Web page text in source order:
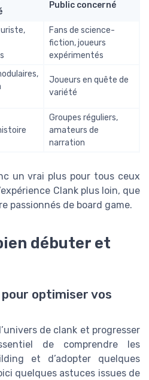
Public concerné
Fans de science-
fiction, joueurs
expérimentés
Joueurs en quête de
variété
Groupes réguliers,
amateurs de
narration
un vrai plus pour tous ceux
Clank plus loin, que
passionnés de board game.
débuter et
optimiser vos
de clank et progresser
de comprendre les
et d’adopter quelques
quelques astuces issues de